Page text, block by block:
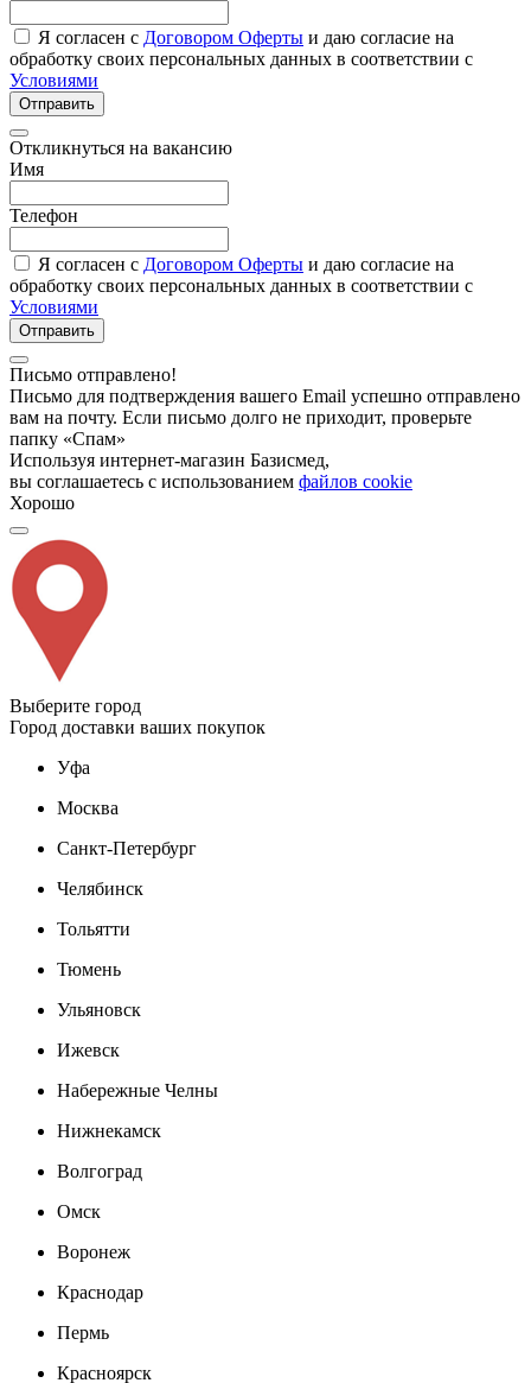
Я согласен с Договором Оферты и даю согласие на
обработку своих персональных данных в соответствии с
Условиями
Отправить
Откликнуться на вакансию
Имя
Телефон
Я согласен с Договором Оферты и даю согласие на
обработку своих персональных данных в соответствии с
Условиями
Отправить
Письмо отправлено!
Письмо для подтверждения вашего Email успешно отправлено
вам на почту. Если письмо долго не приходит, проверьте
папку «Спам»
Используя интернет-магазин Базисмед,
вы соглашаетесь с использованием файлов cookie
Хорошо
Выберите город
Город доставки ваших покупок
Уфа
Москва
Санкт-Петербург
Челябинск
Тольятти
Тюмень
Ульяновск
Ижевск
Набережные Челны
Нижнекамск
Волгоград
Омск
Воронеж
Краснодар
Пермь
Красноярск